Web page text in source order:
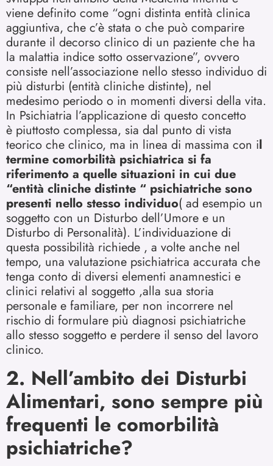
viene definito come “ogni distinta entità clinica
aggiuntiva, che c’è stata o che può comparire
durante il decorso clinico di un paziente che ha
la malattia indice sotto osservazione”, ovvero
consiste nell’associazione nello stesso individuo di
più disturbi (entità cliniche distinte), nel
medesimo periodo o in momenti diversi della vita.
In Psichiatria l’applicazione di questo concetto
è piuttosto complessa, sia dal punto di vista
teorico che clinico, ma in linea di massima con il
termine comorbilità psichiatrica si fa
riferimento a quelle situazioni in cui due
“entità cliniche distinte “ psichiatriche sono
presenti nello stesso individuo( ad esempio un
soggetto con un Disturbo dell’Umore e un
Disturbo di Personalità). L’individuazione di
questa possibilità richiede , a volte anche nel
tempo, una valutazione psichiatrica accurata che
tenga conto di diversi elementi anamnestici e
clinici relativi al soggetto ,alla sua storia
personale e familiare, per non incorrere nel
rischio di formulare più diagnosi psichiatriche
allo stesso soggetto e perdere il senso del lavoro
clinico.
2. Nell’ambito dei Disturbi
Alimentari, sono sempre più
frequenti le comorbilità
psichiatriche?